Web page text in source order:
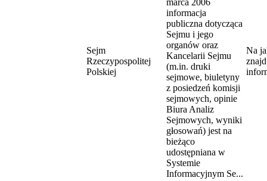
Sejm
Rzeczypospolitej
Polskiej
marca 2006
informacja
publiczna dotycząca
Sejmu i jego
organów oraz
Kancelarii Sejmu
(m.in. druki
sejmowe, biuletyny
z posiedzeń komisji
sejmowych, opinie
Biura Analiz
Sejmowych, wyniki
głosowań) jest na
bieżąco
udostępniana w
Systemie
Informacyjnym Se...
Na